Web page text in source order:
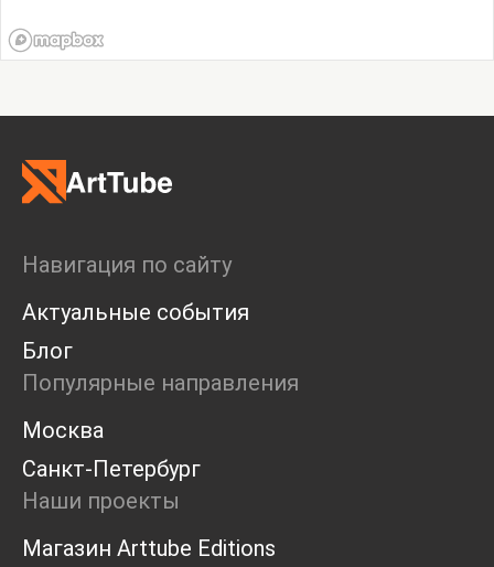
Навигация по сайту
Актуальные события
Блог
Популярные направления
Москва
Санкт-Петербург
Наши проекты
Магазин Arttube Editions